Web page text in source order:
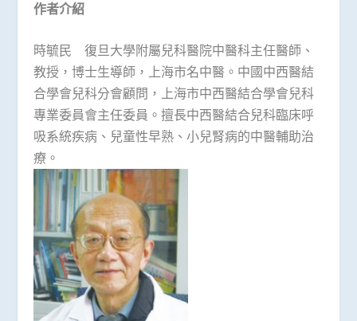
作者介紹
時毓民 復旦大學附屬兒科醫院中醫科主任醫師、
教授，博士生導師，上海市名中醫。中國中西醫結
合學會兒科分會顧問，上海市中西醫結合學會兒科
專業委員會主任委員。擅長中西醫結合兒科臨床呼
吸系統疾病、兒童性早熟、小兒腎病的中醫輔助治
療。